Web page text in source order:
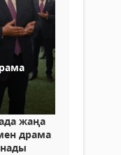
жаңа
драма